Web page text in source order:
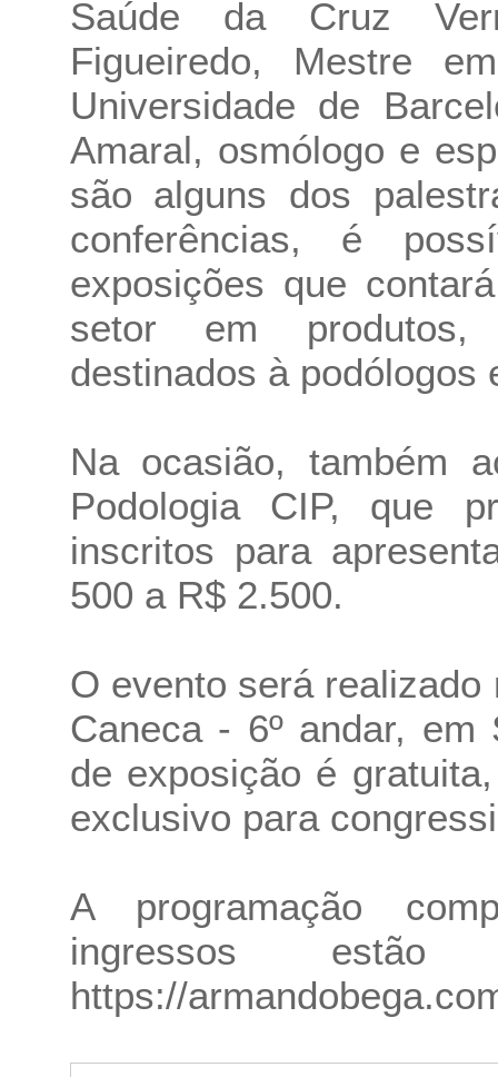
Saúde da Cruz
Figueiredo, Mestre
Universidade de
Amaral, osmólogo e
são alguns dos
conferências, é
exposições que
setor em produtos,
destinados à podólogos
Na ocasião, também
Podologia CIP, que
inscritos para
500 a R$ 2.500.
O evento será
Caneca - 6º andar,
de exposição é
exclusivo para
A programação
ingressos
https://